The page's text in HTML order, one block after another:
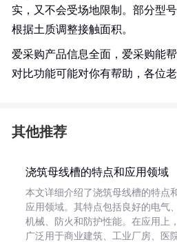
实，又不会受场地限制。部分型
根据土质调整接触面积。
爱采购产品信息全面，爱采购能
对比功能可能对你有帮助，各位
其他推荐
浇筑母线槽的特点和应用领域
本文详细介绍了浇筑母线槽的特点
应用领域。其特点包括良好的电气、
机械、防火和防护性能。在应用上，
广泛用于商业建筑、工业厂房、医